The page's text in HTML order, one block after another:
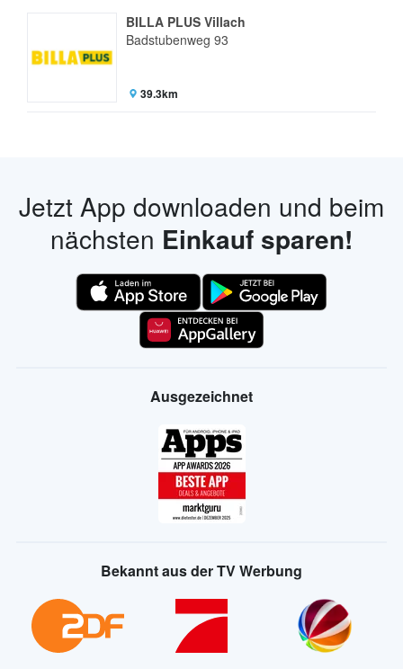
BILLA PLUS Villach
Badstubenweg 93
39.3km
Jetzt App downloaden und beim
nächsten Einkauf sparen!
Ausgezeichnet
Bekannt aus der TV Werbung